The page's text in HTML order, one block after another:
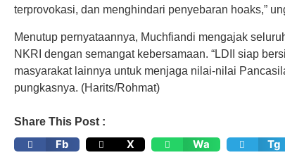
terprovokasi, dan menghindari penyebaran hoaks,”
Menutup pernyataannya, Muchfiandi mengajak
NKRI dengan semangat kebersamaan. “LDII siap
masyarakat lainnya untuk menjaga nilai-nilai
pungkasnya. (Harits/Rohmat)
Share This Post :
Fb X Wa Tg